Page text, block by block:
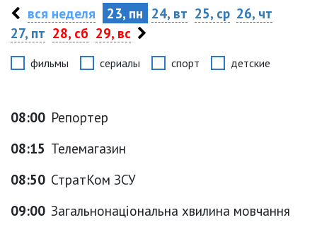
вся неделя 23, пн 24, вт 25, ср 26, чт
27, пт 28, сб 29, вс
фильмы сериалы спорт детские
08:00 Репортер
08:15 Телемагазин
08:50 СтратКом ЗСУ
09:00 Загальнонаціональна хвилина мовчання